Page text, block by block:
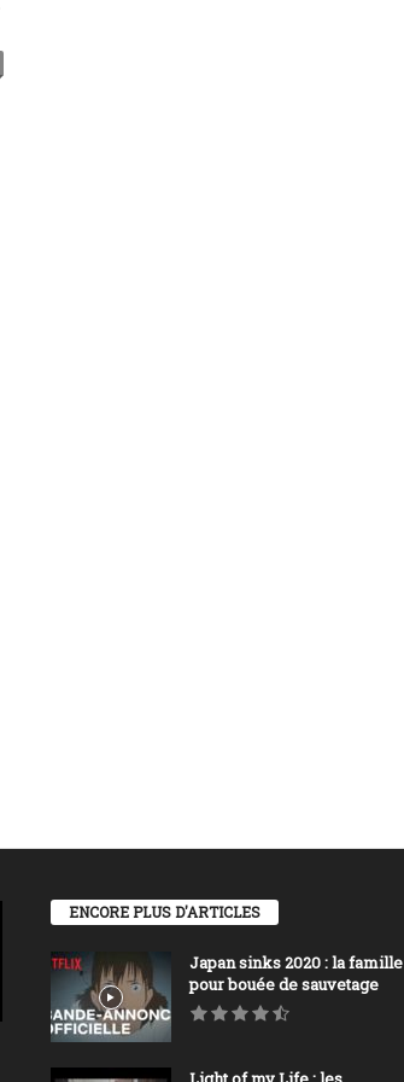
ENCORE PLUS D'ARTICLES
Japan sinks 2020 : la famille
pour bouée de sauvetage